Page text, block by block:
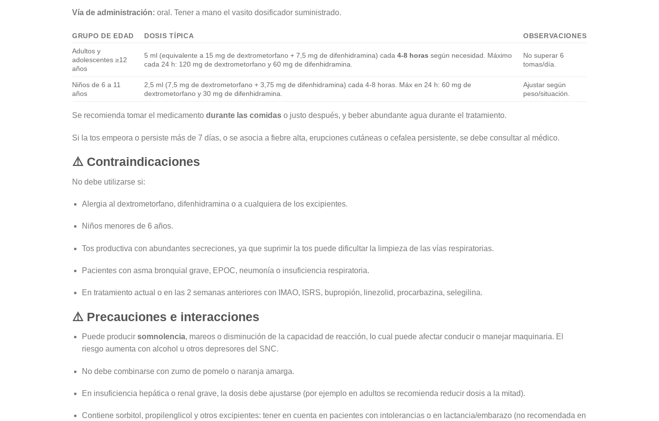
Vía de administración: oral. Tener a mano el vasito dosificador suministrado.
GRUPO DE EDAD DOSIS TÍPICA
OBSERVACIONES
Adultos y
adolescentes ≥12
años
5 ml (equivalente a 15 mg de dextrometorfano + 7,5 mg de difenhidramina) cada4-8 horas según necesidad. Máximo
cada 24 h: 120 mg de dextrometorfano y 60 mg de difenhidramina.
No superar 6
tomas/día.
Niños de 6 a 11
años
2,5 ml (7,5 mg de dextrometorfano + 3,75 mg de difenhidramina) cada 4-8 horas. Máx en 24 h: 60 mg de
dextrometorfano y 30 mg de difenhidramina.
Ajustar según
peso/situación.
Se recomienda tomar el medicamento durante las comidas o justo después, y beber abundante agua durante el tratamiento.
Si la tos empeora o persiste más de 7 días, o se asocia a fiebre alta, erupciones cutáneas o cefalea persistente, se debe consultar al médico.
⚠️ Contraindicaciones
No debe utilizarse si:
Alergia al dextrometorfano, difenhidramina o a cualquiera de los excipientes.
Niños menores de 6 años.
Tos productiva con abundantes secreciones, ya que suprimir la tos puede dificultar la limpieza de las vías respiratorias.
Pacientes con asma bronquial grave, EPOC, neumonía o insuficiencia respiratoria.
En tratamiento actual o en las 2 semanas anteriores con IMAO, ISRS, bupropión, linezolid, procarbazina, selegilina.
⚠️ Precauciones e interacciones
Puede producirsomnolencia, mareos o disminución de la capacidad de reacción, lo cual puede afectar conducir o manejar maquinaria. El
riesgo aumenta con alcohol u otros depresores del SNC.
No debe combinarse con zumo de pomelo o naranja amarga.
En insuficiencia hepática o renal grave, la dosis debe ajustarse (por ejemplo en adultos se recomienda reducir dosis a la mitad).
Contiene sorbitol, propilenglicol y otros excipientes: tener en cuenta en pacientes con intolerancias o en lactancia/embarazo (no recomendada en